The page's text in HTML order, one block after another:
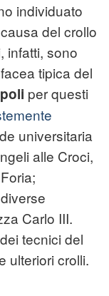
individuato
del crollo
infatti, sono
tipica del
per questi
universitaria
alle Croci,
Carlo III.
tecnici del
ulteriori crolli.